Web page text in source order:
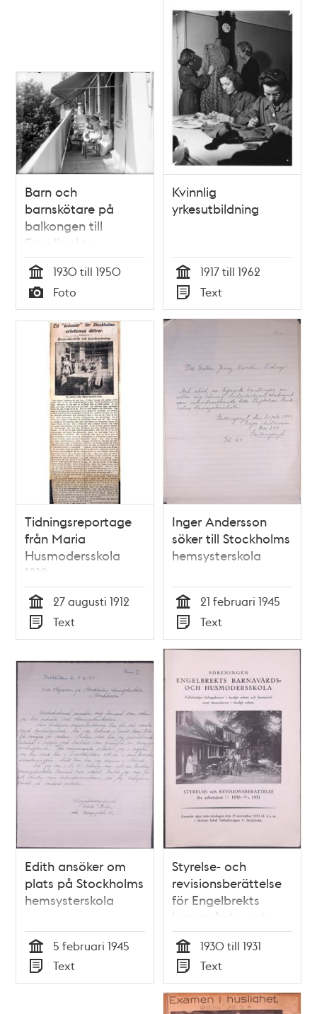
Barn och
barnskötare på
balkongen till
Engelbrekts
Barnavårds &
Husmodersskola..
Tid
1930 till 1950
Typ
Foto
Kvinnlig
yrkesutbildning
Tid
1917 till 1962
Typ
Text
Tidningsreportage
från Maria
Husmodersskola
1912
Tid
27 augusti 1912
Typ
Text
Inger Andersson
söker till Stockholms
hemsysterskola
Tid
21 februari 1945
Typ
Text
Edith ansöker om
plats på Stockholms
hemsysterskola
Tid
5 februari 1945
Typ
Text
Styrelse- och
revisionsberättelse
för Engelbrekts
barnavårds- och
husmodersskola
Tid
1930 till 1931
Typ
Text